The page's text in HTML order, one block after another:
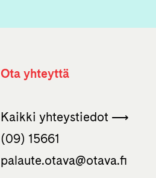
Ota yhteyttä
Kaikki yhteystiedot ⟶
(09) 15661
palaute.otava­@otava.fi